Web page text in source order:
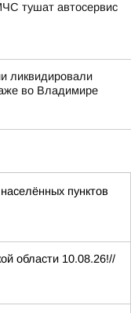
тушат автосервис
ликвидировали
во Владимире
пунктов
области 10.08.26!//